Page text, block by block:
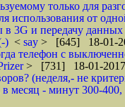
только для
использования от
в 3G и передачу
) < say > [645] 18-01-
телефон с
> [731] 18-01-2017
(неделя,- не
месяц - минут 300-400,